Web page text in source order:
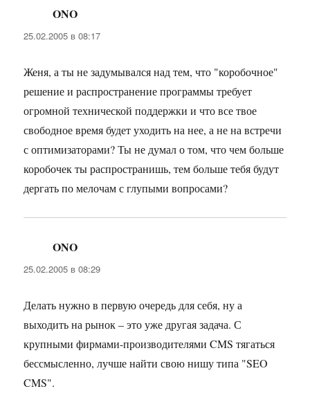
ONO
25.02.2005 в 08:17
Женя, а ты не задумывался над тем, что "коробочное"
решение и распространение программы требует
огромной технической поддержки и что все твое
свободное время будет уходить на нее, а не на встречи
с оптимизаторами? Ты не думал о том, что чем больше
коробочек ты распространишь, тем больше тебя будут
дергать по мелочам с глупыми вопросами?
ONO
25.02.2005 в 08:29
Делать нужно в первую очередь для себя, ну а
выходить на рынок – это уже другая задача. С
крупными фирмами-производителями CMS тягаться
бессмысленно, лучше найти свою нишу типа "SEO
CMS".